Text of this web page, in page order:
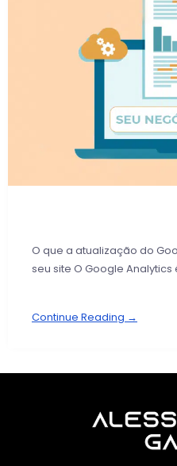
O que a atualização do
seu site O Google
Continue Reading →